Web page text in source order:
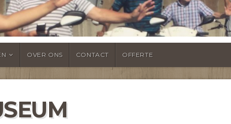
OVER ONS CONTACT OFFERTE